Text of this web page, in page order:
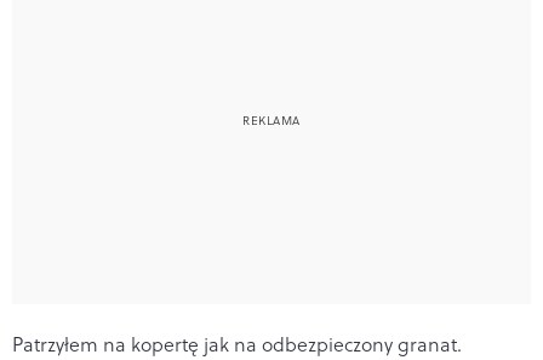
Patrzyłem na kopertę jak na odbezpieczony granat.